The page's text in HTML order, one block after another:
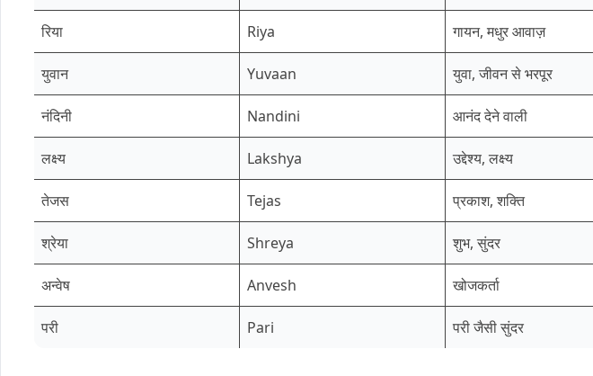
रिया Riya गायन, मधुर आवाज़
युवान Yuvaan युवा, जीवन से भरपूर
नंदिनी Nandini आनंद देने वाली
लक्ष्य Lakshya उद्देश्य, लक्ष्य
तेजस Tejas प्रकाश, शक्ति
श्रेया Shreya शुभ, सुंदर
अन्वेष Anvesh खोजकर्ता
परी Pari परी जैसी सुंदर